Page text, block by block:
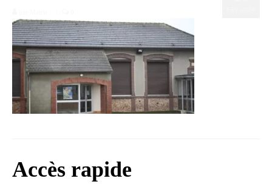
Infos Pratiques
Infos règlementaires
Contact et horaires
Mon village
Faverolles Infos – Format
Accès rapide